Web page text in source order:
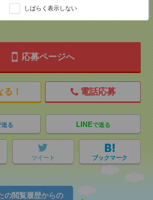
しばらく表示しない
QUOカード2000円分をプレゼント中★
応募ページへ
！ 電話応募
送る LINEで送る
ツイート ブックマーク
の閲覧履歴からの